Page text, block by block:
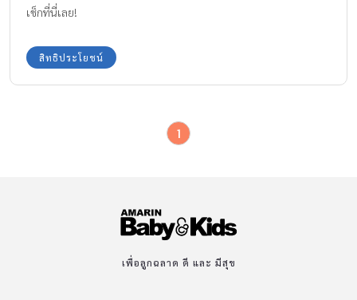
เช็กที่นี่เลย!
สิทธิประโยชน์
1
เพื่อลูกฉลาด ดี และ มีสุข